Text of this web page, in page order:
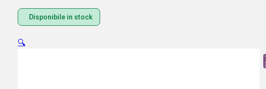
Disponibile in stock
🔍